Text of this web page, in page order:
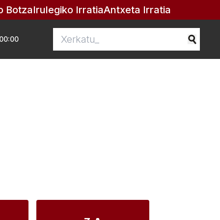
BotzaIrulegiko IrratiaAntxeta Irratia